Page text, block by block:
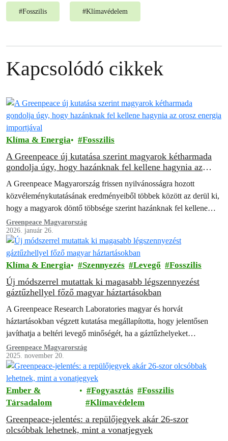
#Fosszilis #Klímavédelem
Kapcsolódó cikkek
Klíma & Energia Fosszilis
A Greenpeace új kutatása szerint magyarok kétharmada
gondolja úgy, hogy hazánknak fel kellene hagynia az
orosz energia importjával
A Greenpeace Magyarország frissen nyilvánosságra hozott
közvéleménykutatásának eredményeiből többek között az derül ki,
hogy a magyarok döntő többsége szerint hazánknak fel kellene
hagynia az orosz energia importjával.
Greenpeace Magyarország
2026. január 26.
Klíma & Energia Szennyezés Levegő Fosszilis
Új módszerrel mutattak ki magasabb légszennyezést
gáztűzhellyel főző magyar háztartásokban
A Greenpeace Research Laboratories magyar és horvát
háztartásokban végzett kutatása megállapította, hogy jelentősen
javíthatja a beltéri levegő minőségét, ha a gáztűzhelyeket
elektromos készülékekkel váltják fel.
Greenpeace Magyarország
2025. november 20.
Ember &
Társadalom
Fogyasztás
Fosszilis
Klímavédelem
Greenpeace-jelentés: a repülőjegyek akár 26-szor
olcsóbbak lehetnek, mint a vonatjegyek